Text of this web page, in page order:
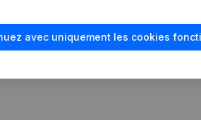
avec uniquement les cookies
Vérification de la solvabilité